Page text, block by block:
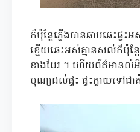
ក៏ប៉ុន្តែភ្លើងបានឆាបឆេះ
ខ្នើយឆេះអស់គ្មានសល់ក៏ប៉ុន្ត
ខាងដែរ ។ ហើយព័ត៌មានលំ
បុណ្យដល់ផ្ទះ ផ្ទះក្លាយទ